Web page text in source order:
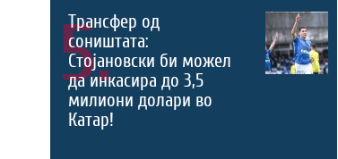
5.
Трансфер од
соништата:
Стојановски би можел
да инкасира до 3,5
милиони долари во
Катар!